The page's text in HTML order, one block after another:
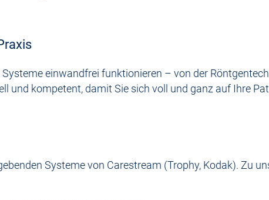
einwandfrei funktionieren – von der
und kompetent, damit Sie sich voll und ganz auf Ihre
Systeme von Carestream (Trophy, Kodak). Zu